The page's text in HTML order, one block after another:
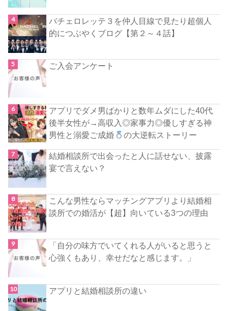
バチェロレッテ３を仲人目線で見たり超個人
的につぶやくブログ【第２～４話】
ご入会アンケート
アプリでダメ男ばかりと数年ムダにした40代
後半女性が→高収入◎家事力◎優しすぎる神
男性と溺愛ご成婚
の大逆転ストーリー
結婚相談所で出会ったと人に話せない、披露
宴で言えない？
こんな男性ならマッチングアプリより結婚相
談所での婚活が【超】向いている3つの理由
「自分の味方でいてくれる人がいると思うと
心強くもあり、幸せだなと感じます。」
アプリと結婚相談所の違い